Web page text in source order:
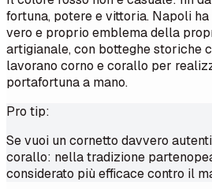
fortuna, potere e vittoria. Napoli
vero e proprio emblema della
artigianale, con botteghe storiche
lavorano corno e corallo per
portafortuna a mano.
Pro tip:
Se vuoi un cornetto davvero
corallo: nella tradizione
considerato più efficace contro il